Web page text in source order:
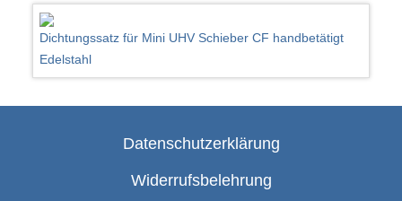
Dichtungssatz für Mini UHV Schieber CF handbetätigt
Edelstahl
Datenschutzerklärung
Widerrufsbelehrung